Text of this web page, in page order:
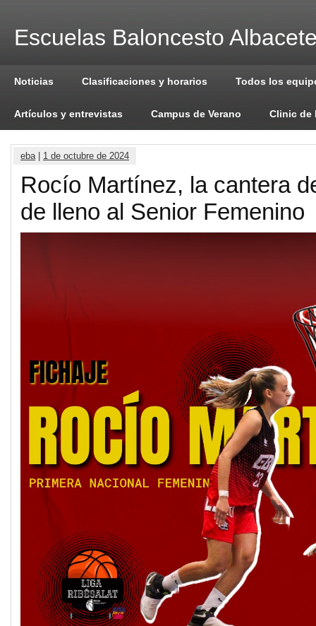
Escuelas Baloncesto
Noticias Clasificaciones y horarios Todos los
Artículos y entrevistas Campus de Verano Clinic de
eba| 1 de octubre de 2024
Rocío Martínez, la cantera
de lleno al Senior Femenino